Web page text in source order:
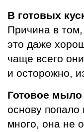
В готовых
Причина в
это даже
чаще всего
и осторожно,
Готовое
основу
много, она не